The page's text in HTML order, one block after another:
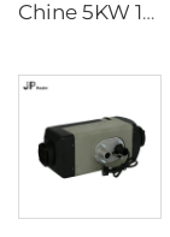
Chine 5KW 12V volt GAZ Chauffage de caravane Chauffage air Essence Chauffage stationnaire pour caravane